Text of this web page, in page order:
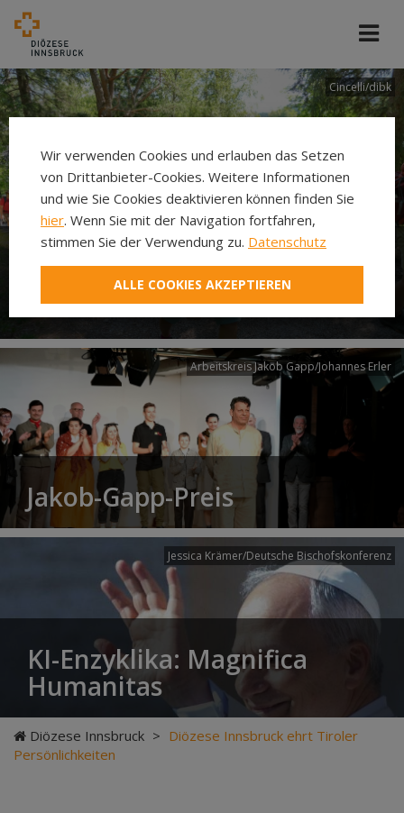
Cincelli/dibk
Neuer Pilgerweg Via
Laudato si’
Arbeitskreis Jakob Gapp/Johannes Erler
Jakob-Gapp-Preis
Jessica Krämer/Deutsche Bischofskonferenz
KI-Enzyklika: Magnifica
Humanitas
Diözese Innsbruck > Diözese Innsbruck ehrt Tiroler
Persönlichkeiten
Wir verwenden Cookies und erlauben das Setzen
von Drittanbieter-Cookies. Weitere Informationen
und wie Sie Cookies deaktivieren können finden Sie
hier. Wenn Sie mit der Navigation fortfahren,
stimmen Sie der Verwendung zu. Datenschutz
ALLE COOKIES AKZEPTIEREN